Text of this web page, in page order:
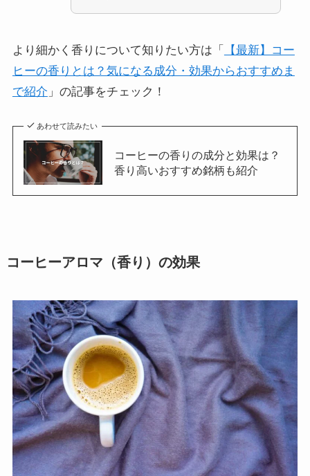
より細かく香りについて知りたい方は「
【最新】コー
ヒーの香りとは？気になる成分・効果からおすすめま
で紹介 」の記事をチェック！
あわせて読みたい
コーヒーの香りの成分と効果は？
香り高いおすすめ銘柄も紹介
コーヒーアロマ（香り）の効果